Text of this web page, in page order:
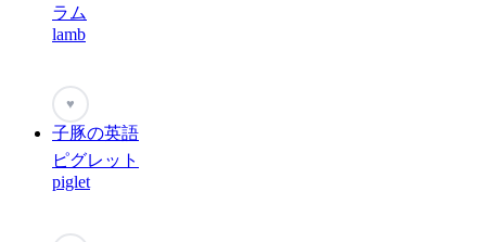
ラム
lamb
♥
子豚の英語
ピグレット
piglet